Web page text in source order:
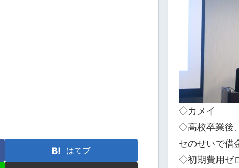
はてブ
◇カメイ
◇高校卒業後
セのせいで借
◇初期費用ゼ